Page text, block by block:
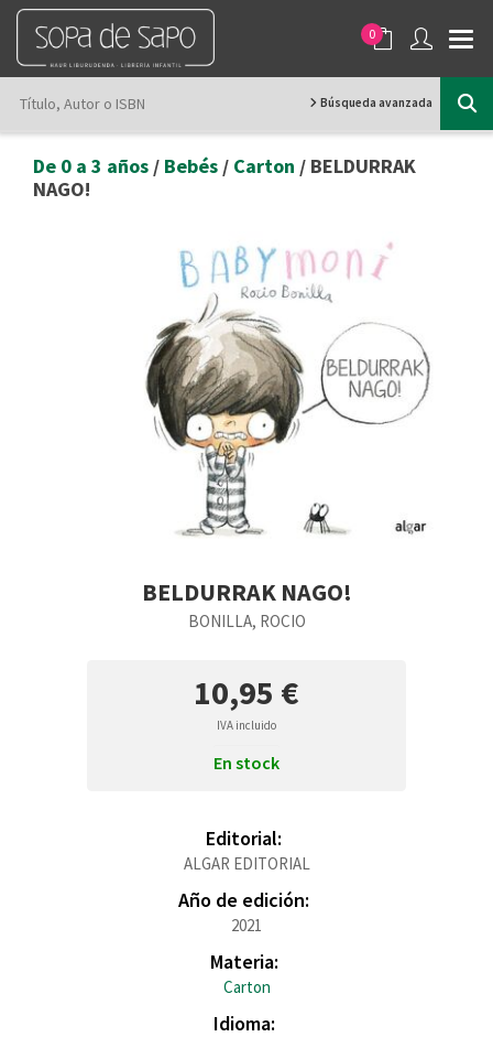
0
Búsqueda avanzada
De 0 a 3 años / Bebés / Carton / BELDURRAK
NAGO!
BELDURRAK NAGO!
BONILLA, ROCIO
10,95 €
IVA incluido
En stock
Editorial:
ALGAR EDITORIAL
Año de edición:
2021
Materia:
Carton
Idioma: